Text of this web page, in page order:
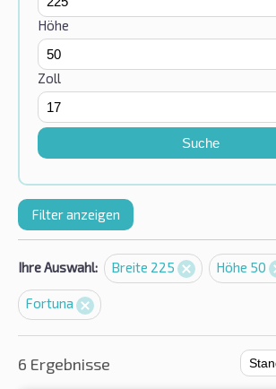
Höhe
Zoll
Suche
Filter anzeigen
Ihre Auswahl: Breite 225 Höhe 50
Fortuna
6 Ergebnisse